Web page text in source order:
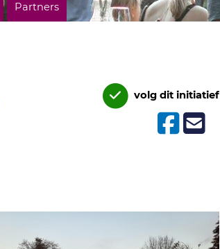
Partners
volg dit initiatief